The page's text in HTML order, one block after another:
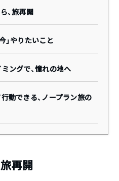
、旅再開
」やりたいこと
ングで、憧れの地へ
動できる、ノープラン旅の
再開